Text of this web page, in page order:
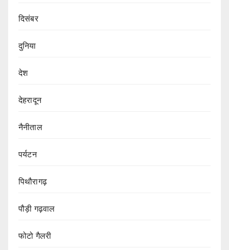
दिसंबर
दुनिया
देश
देहरादून
नैनीताल
पर्यटन
पिथौरागढ़
पौड़ी गढ़वाल
फोटो गैलरी